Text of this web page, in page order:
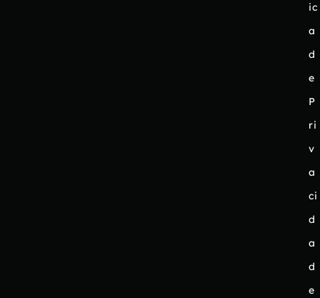
ic
a
d
e
P
ri
v
a
ci
d
a
d
e